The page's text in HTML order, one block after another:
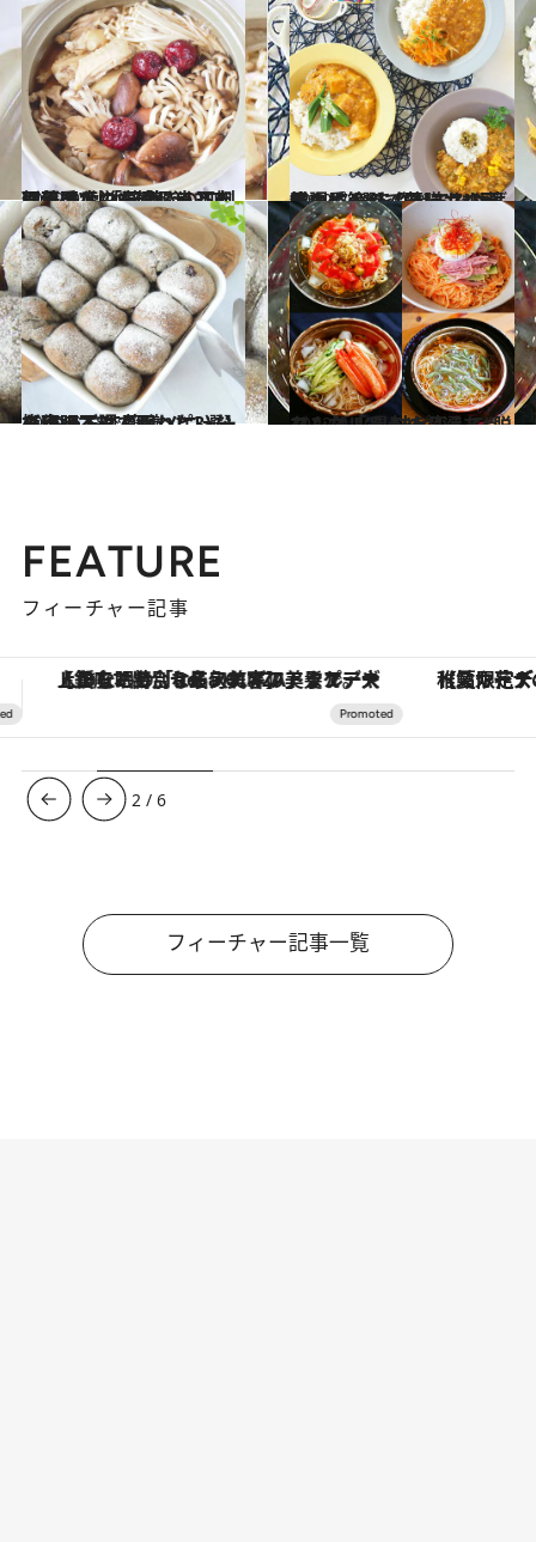
2022.9.5
舞茸は疲労を感じるときに優秀！ 「薬膳きのこ料理」で‟秋バテ‟解消 下処理不要なのも嬉しい3皿
グルメ 2022.7.28
暑い季節の【薬膳カレーレシピ4選】 “ベースの薬膳カレー”を作っておけば 体調によってアレンジ可能！
グルメ
2022.6.18
【安眠ごはんレシピ3選】 梅雨の不調で眠れないなら おうちで薬膳メニューを作ってみよう
グルメ 2022.9.10
こんな「そうめん」あったんだ！ 具材を変えて“脱マンネリ”レシピ4選
グルメ
FEATURE
フィーチャー記事
【夏限定ディナーコース】旬を迎える稚鮎や花ズッキーニなどをイタリア・トスカーナの郷土料理の手法で満喫！
3 /6
フィーチャー記事一覧